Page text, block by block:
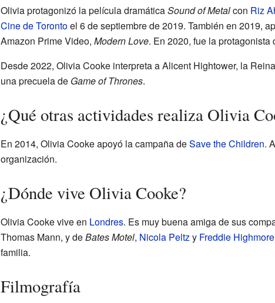
Olivia protagonizó la película dramáticaSound of Metalcon Riz
Cine de Torontoel 6 de septiembre de 2019. También en 2019,
Amazon Prime Video, Modern Love. En 2020, fue la protagonista
Desde 2022, Olivia Cooke interpreta a Alicent Hightower, la
una precuela de Game of Thrones.
¿Qué otras actividades realiza Olivia
En 2014, Olivia Cooke apoyó la campaña deSave the Children.
organización.
¿Dónde vive Olivia Cooke?
Olivia Cooke vive en Londres. Es muy buena amiga de sus
Thomas Mann, y deBates Motel, Nicola Peltzy Freddie Highmore
familia.
Filmografía